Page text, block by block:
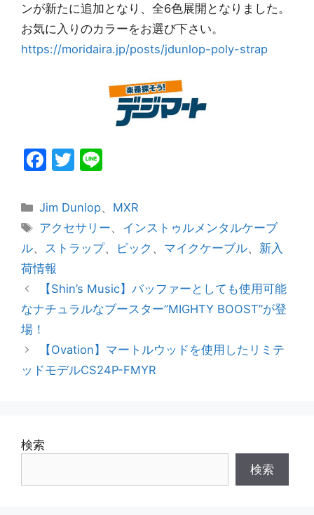
ンが新たに追加となり、全6色展開となりました。
お気に入りのカラーをお選び下さい。
https://moridaira.jp/posts/jdunlop-poly-strap
F
c
e
b
o
o
k
T
itt
er
e
カ
テ
リ
ー
Jim Dunlop、 MXR
タ
グ
アクセサリー、 インストゥルメンタルケーブ
ル、 ストラップ、 ピック 、 マイクケーブル、 新入
荷情報
【Shin’s Music】バッファーとしても使用可能
なナチュラルなブースター”MIGHTY BOOST”が登
場！
【Ovation】マートルウッドを使用したリミテ
ッドモデルCS24P-FMYR
検索
検索